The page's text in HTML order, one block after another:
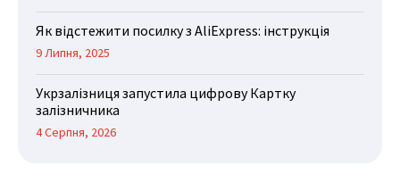
Як відстежити посилку з AliExpress: інструкція
9 Липня, 2025
Укрзалізниця запустила цифрову Картку
залізничника
4 Серпня, 2026